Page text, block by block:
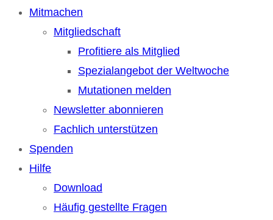
Mitmachen
Mitgliedschaft
Profitiere als Mitglied
Spezialangebot der Weltwoche
Mutationen melden
Newsletter abonnieren
Fachlich unterstützen
Spenden
Hilfe
Download
Häufig gestellte Fragen